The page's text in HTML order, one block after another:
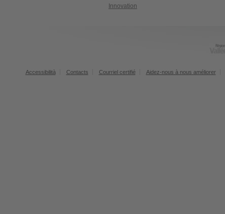
Innovation
Accessibilità Contacts Courriel certifié Aidez-nous à nous améliorer